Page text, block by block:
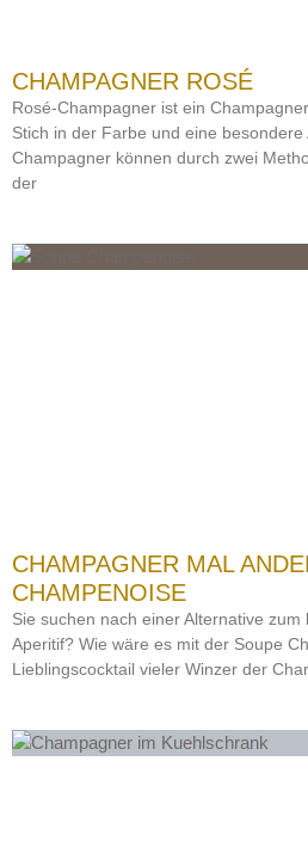
CHAMPAGNER ROSÉ
Rosé-Champagner ist ein
Stich in der Farbe und eine
Champagner können durch zwei
der
CHAMPAGNER MAL
CHAMPENOISE
Sie suchen nach einer Alternative
Aperitif? Wie wäre es mit der Soupe
Lieblingscocktail vieler Winzer der